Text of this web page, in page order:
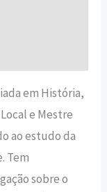
em História,
e Mestre
ao estudo da
Tem
sobre o